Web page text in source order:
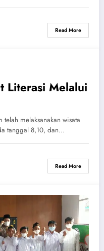
Read More
Literasi Melalui
telah melaksanakan wisata
tanggal 8,10, dan…
Read More